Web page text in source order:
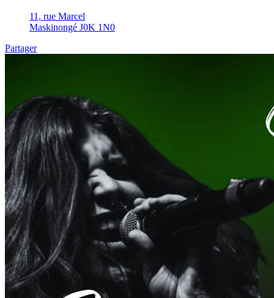
11, rue Marcel
Maskinongé J0K 1N0
Partager